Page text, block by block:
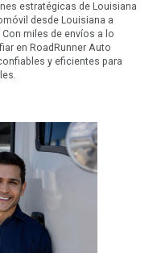
estratégicas de Louisiana
desde Louisiana a
miles de envíos a lo
en RoadRunner Auto
y eficientes para